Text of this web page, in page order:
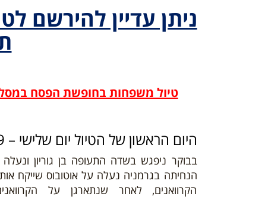
ניתן עדיין להירשם
טיול משפחות בחופשת הפסח
היום הראשון של הטיול יום שלישי – 16/04/19
בבוקר ניפגש בשדה התעופה בן גוריון
הנחיתה בגרמניה נעלה על אוטובוס שייקח
הקרוואנים, לאחר שנתארגן על